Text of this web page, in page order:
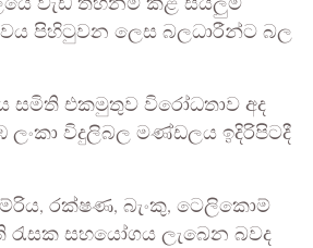
වැඩ තහනම් කළ සියලුම
පිහිටුවන ලෙස බලධාරීන්ට බල
සමිති එකමුතුව විරෝධතාව අද
විදුලිබල මණ්ඩලය ඉදිරිපිටදී
රක්ෂණ, බැංකු, ටෙලිකොම්
රැසක සහයෝගය ලැබෙන බවද